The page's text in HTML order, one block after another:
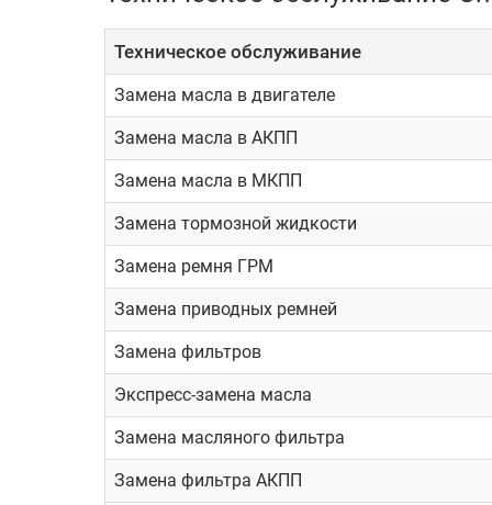
КПП: механическая (5 ступеней)/
Привод: передний
Разгон до 100км/ч: 14.1 – 15.1с
Средний расход топлива: 6.5 –
Также автомобили оснащались и
стабилизации, ABS.
Эксплуатация и ремонт
Динамические характеристики модели не
современным меркам достаточно скромное.
багажному отсеку.
Ремонт Chery M11 (A3) не всегда связан с
датчиков и блоков управления. Также могут
Техническое обслуживание
Замена масла в двигателе
Замена масла в АКПП
Замена масла в МКПП
Замена тормозной жидкости
Замена ремня ГРМ
Замена приводных ремней
Замена фильтров
Экспресс-замена масла
Замена масляного фильтра
Замена фильтра АКПП